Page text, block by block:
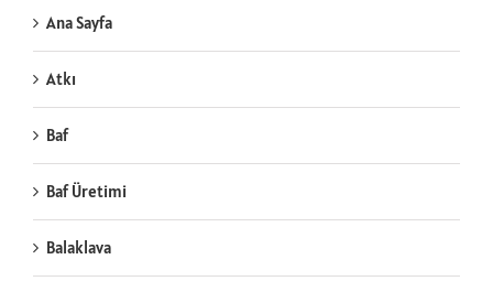
Ana Sayfa
Atkı
Baf
Baf Üretimi
Balaklava